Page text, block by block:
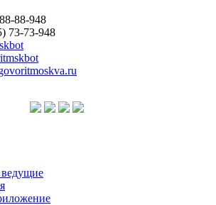
88-948
73-73-948